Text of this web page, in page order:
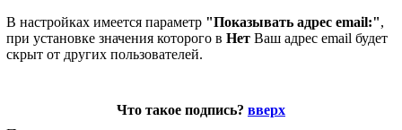
В настройках имеется параметр "Показывать адрес email:",
при установке значения которого в Нет Ваш адрес email будет
скрыт от других пользователей.
Что такое подпись? вверх